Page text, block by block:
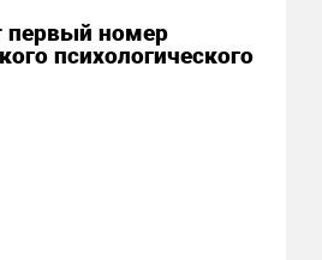
первый номер
психологического